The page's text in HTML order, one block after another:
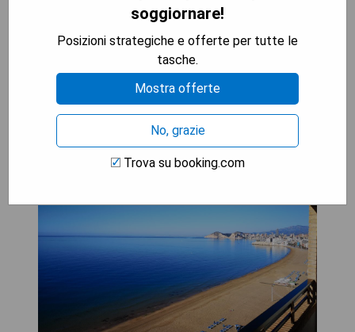
MOSTRA I PREZZI
Les Dunes Comodoro
soggiornare!
Posizioni strategiche e offerte per tutte le
tasche.
Mostra offerte
No, grazie
Trova su booking.com